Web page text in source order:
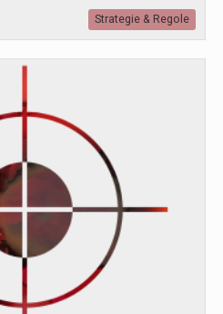
Strategie & Regole